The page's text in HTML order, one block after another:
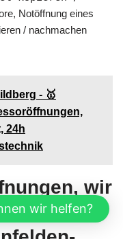
Notöffnung eines
/ nachmachen
- 🥇
24h
wir
wir helfen?